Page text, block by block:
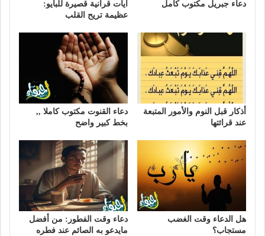
دعاء جبريل مكتوب كامل
آيات قرآنية قصيرة للبايو:
عظيمة تريح القلب
أذكار قبل النوم والأمور المتبعة
عند قرائتها
دعاء القنوت مكتوب كاملا ,,
بخط كبير واضح
هل الدعاء وقت الغضب
مستجاب؟
دعاء وقت الفطور: من أفضل
مايدعو به الصائم عند فطره